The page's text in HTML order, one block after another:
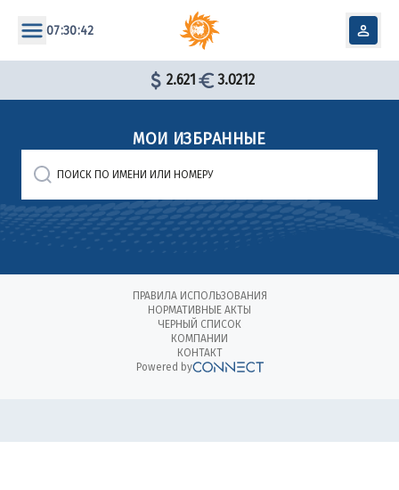
07:30:42
2.621 3.0212
МОИ ИЗБРАННЫЕ
ПРАВИЛА ИСПОЛЬЗОВАНИЯ
НОРМАТИВНЫЕ АКТЫ
ЧЕРНЫЙ СПИСОК
КОМПАНИИ
КОНТАКТ
Powered by